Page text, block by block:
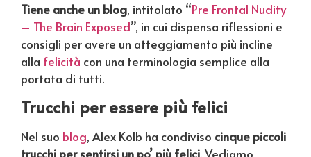
Tiene anche un blog, intitolato “Pre Frontal Nudity
– The Brain Exposed”, in cui dispensa riflessioni e
consigli per avere un atteggiamento più incline
alla felicità con una terminologia semplice alla
portata di tutti.
Trucchi per essere più felici
Nel suo blog, Alex Kolb ha condiviso cinque piccoli